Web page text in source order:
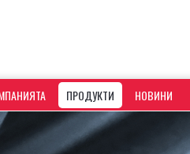
ПРОДУКТИ НОВИНИ